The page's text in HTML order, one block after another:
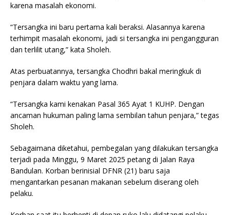
karena masalah ekonomi.
“Tersangka ini baru pertama kali beraksi. Alasannya karena
terhimpit masalah ekonomi, jadi si tersangka ini pengangguran
dan terlilit utang,” kata Sholeh.
Atas perbuatannya, tersangka Chodhri bakal meringkuk di
penjara dalam waktu yang lama.
“Tersangka kami kenakan Pasal 365 Ayat 1 KUHP. Dengan
ancaman hukuman paling lama sembilan tahun penjara,” tegas
Sholeh.
Sebagaimana diketahui, pembegalan yang dilakukan tersangka
terjadi pada Minggu, 9 Maret 2025 petang di Jalan Raya
Bandulan. Korban berinisial DFNR (21) baru saja
mengantarkan pesanan makanan sebelum diserang oleh
pelaku.